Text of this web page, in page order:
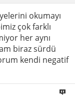
okumayı
çok farklı
her aynı
biraz sürdü
kendi negatif